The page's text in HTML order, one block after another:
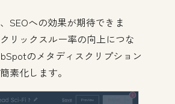
SEOへの効果が期待できま
リックスルー率の向上につな
のメタディスクリプション
素化します。